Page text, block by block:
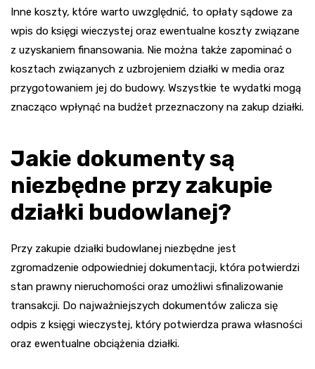
Inne koszty, które warto uwzględnić, to opłaty sądowe za
wpis do księgi wieczystej oraz ewentualne koszty związane
z uzyskaniem finansowania. Nie można także zapominać o
kosztach związanych z uzbrojeniem działki w media oraz
przygotowaniem jej do budowy. Wszystkie te wydatki mogą
znacząco wpłynąć na budżet przeznaczony na zakup działki.
Jakie dokumenty są
niezbędne przy zakupie
działki budowlanej?
Przy zakupie działki budowlanej niezbędne jest
zgromadzenie odpowiedniej dokumentacji, która potwierdzi
stan prawny nieruchomości oraz umożliwi sfinalizowanie
transakcji. Do najważniejszych dokumentów zalicza się
odpis z księgi wieczystej, który potwierdza prawa własności
oraz ewentualne obciążenia działki.